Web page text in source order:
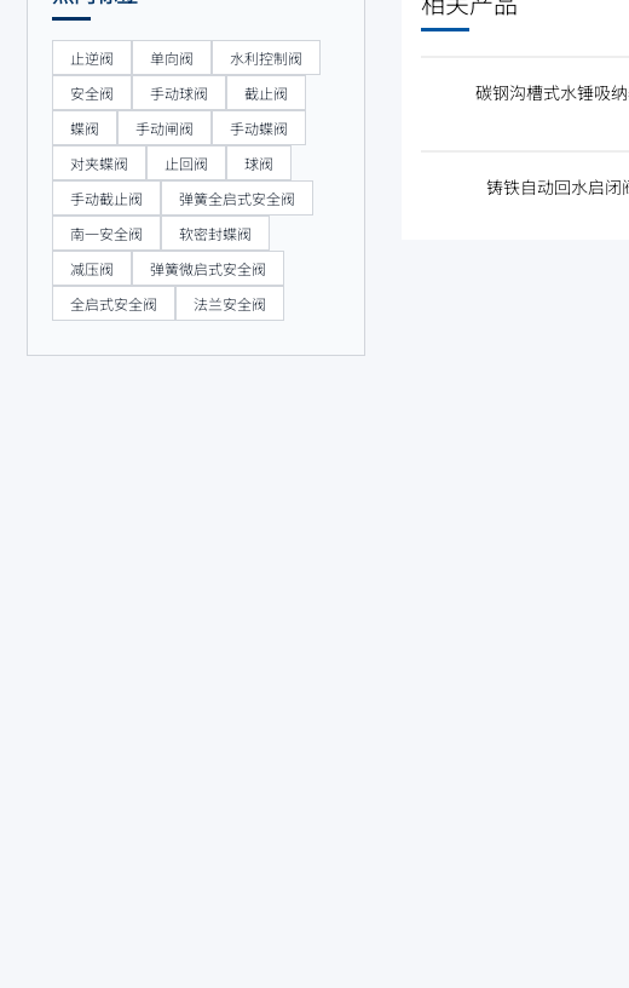
止逆阀 单向阀
水利控制阀
安全阀
手动球阀
截止阀
蝶阀
手动闸阀
手动蝶阀
对夹蝶阀
止回阀
球阀
手动截止阀
弹簧全启式安全阀
南一安全阀
软密封蝶阀
减压阀
弹簧微启式安全阀
全启式安全阀
法兰安全阀
碳钢沟槽式水锤吸纳
铸铁自动回水启闭